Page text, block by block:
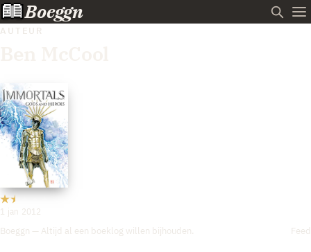
Boeggn
AUTEUR
1 jan 2012
Boeggn — Altijd al een boeklog willen bijhouden.
Feed